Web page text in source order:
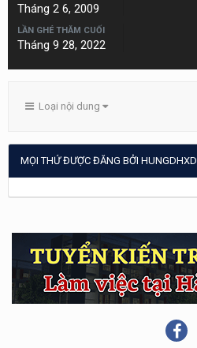
Tháng 2 6, 2009
LẦN GHÉ THĂM CUỐI
Tháng 9 28, 2022
Loại nội dung
MỌI THỨ ĐƯỢC ĐĂNG BỞI HUNGDHXD